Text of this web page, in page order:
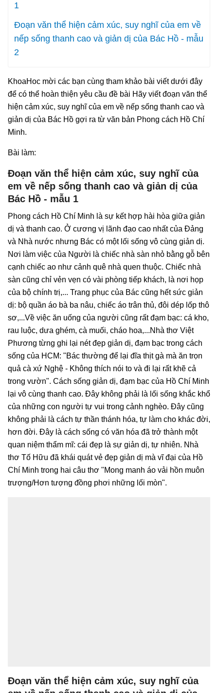
1
Đoạn văn thể hiện cảm xúc, suy nghĩ của em về
nếp sống thanh cao và giản dị của Bác Hồ - mẫu
2
KhoaHoc mời các bạn cùng tham khảo bài viết dưới đây
để có thể hoàn thiện yêu cầu đề bài Hãy viết đoạn văn thể
hiện cảm xúc, suy nghĩ của em về nếp sống thanh cao và
giản dị của Bác Hồ gợi ra từ văn bản Phong cách Hồ Chí
Minh.
Bài làm:
Đoạn văn thể hiện cảm xúc, suy nghĩ của
em về nếp sống thanh cao và giản dị của
Bác Hồ - mẫu 1
Phong cách Hồ Chí Minh là sự kết hợp hài hòa giữa giản
dị và thanh cao. Ở cương vị lãnh đạo cao nhất của Đảng
và Nhà nước nhưng Bác có một lối sống vô cùng giản dị.
Nơi làm việc của Người là chiếc nhà sàn nhỏ bằng gỗ bên
cạnh chiếc ao như cảnh quê nhà quen thuộc. Chiếc nhà
sàn cũng chỉ vẻn vẹn có vài phòng tiếp khách, là nơi họp
của bộ chính trị,... Trang phục của Bác cũng hết sức giản
dị: bộ quần áo bà ba nâu, chiếc áo trân thủ, đôi dép lốp thô
sơ,...Về việc ăn uống của người cũng rất đạm bạc: cá kho,
rau luộc, dưa ghém, cà muối, cháo hoa,...Nhà thơ Việt
Phương từng ghi lại nét đẹp giản dị, đạm bạc trong cách
sống của HCM: "Bác thường để lại đĩa thịt gà mà ăn trọn
quả cà xứ Nghệ - Không thích nói to và đi lại rất khẽ cả
trong vườn". Cách sống giản dị, đạm bạc của Hồ Chí Minh
lại vô cùng thanh cao. Đây không phải là lối sống khắc khổ
của những con người tự vui trong cảnh nghèo. Đây cũng
không phải là cách tự thần thánh hóa, tự làm cho khác đời,
hơn đời. Đây là cách sống có văn hóa đã trở thành một
quan niệm thẩm mĩ: cái đẹp là sự giản dị, tự nhiên. Nhà
thơ Tố Hữu đã khái quát vẻ đẹp giản dị mà vĩ đại của Hồ
Chí Minh trong hai câu thơ "Mong manh áo vải hồn muôn
trượng/Hơn tượng đồng phơi những lối mòn".
Đoạn văn thể hiện cảm xúc, suy nghĩ của